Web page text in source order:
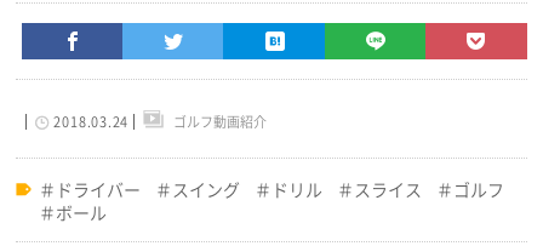
2018.03.24 ゴルフ動画紹介
ドライバー スイング ドリル スライス
ゴルフ
ボール